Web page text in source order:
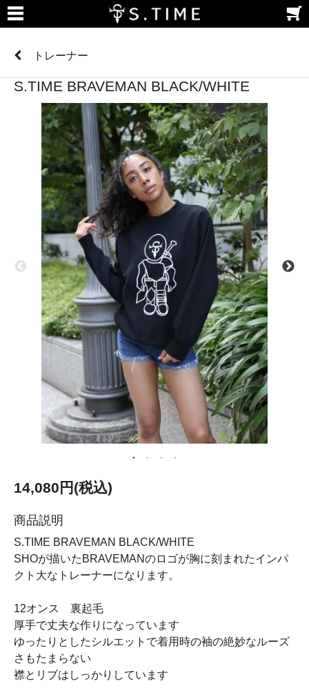
トレーナー
S.TIME BRAVEMAN BLACK/WHITE
14,080円(税込)
商品説明
S.TIME BRAVEMAN BLACK/WHITE
SHOが描いたBRAVEMANのロゴが胸に刻まれたインパ
クト大なトレーナーになります。
12オンス 裏起毛
厚手で丈夫な作りになっています
ゆったりとしたシルエットで着用時の袖の絶妙なルーズ
さもたまらない
襟とリブはしっかりしています